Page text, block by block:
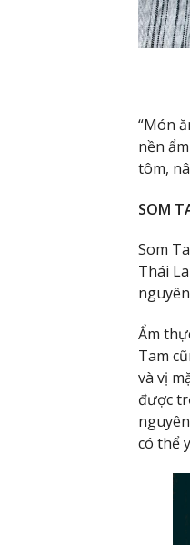
“Món
nền
tôm,
SOM
Som
Thái
Ẩm
Tam
và vị
được
có thể